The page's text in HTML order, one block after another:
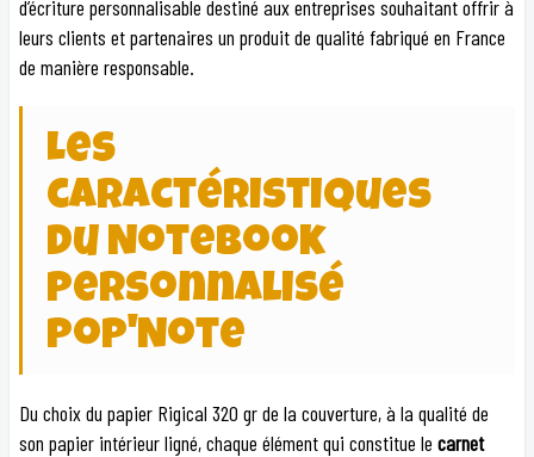
d’écriture personnalisable destiné aux entreprises souhaitant offrir à
leurs clients et partenaires un produit de qualité fabriqué en France
de manière responsable.
Les
caractéristiques
du Notebook
personnalisé
Pop'Note
Du choix du papier Rigical 320 gr de la couverture, à la qualité de
son papier intérieur ligné, chaque élément qui constitue le carnet